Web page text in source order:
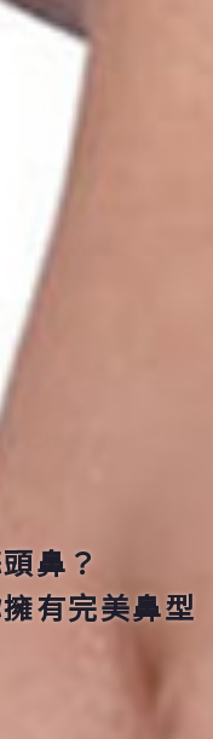
鼻？
有完美鼻型